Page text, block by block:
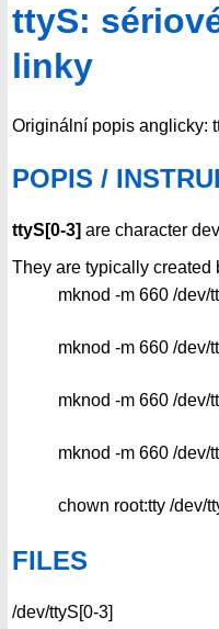
ttyS:
linky
Originální popis anglicky:
POPIS /
ttyS[0-3] are character
They are typically created
mknod -m 660 /dev/
mknod -m 660 /dev/
mknod -m 660 /dev/
mknod -m 660 /dev/
chown root:tty /dev/
FILES
/dev/ttyS[0-3]